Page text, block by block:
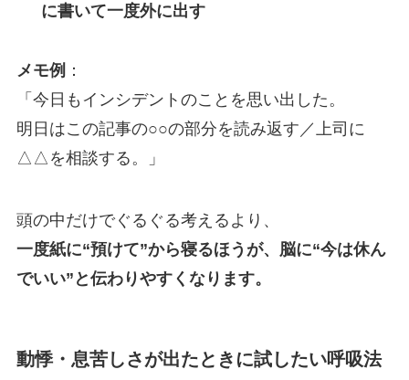
に書いて一度外に出す
メモ例 ：
「今日もインシデントのことを思い出した。
明日はこの記事の○○の部分を読み返す／上司に
△△を相談する。」
頭の中だけでぐるぐる考えるより、
一度紙に“預けて”から寝るほうが、脳に“今は休ん
でいい”と伝わりやすくなります。
動悸・息苦しさが出たときに試したい呼吸法